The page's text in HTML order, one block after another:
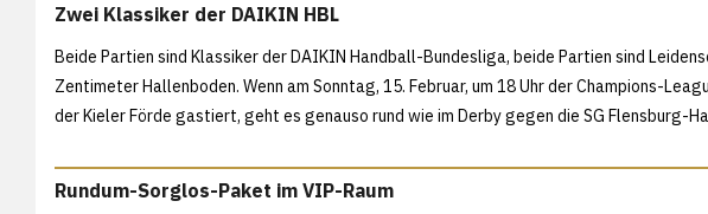
Zwei Klassiker der DAIKIN HBL
Beide Partien sind Klassiker der DAIKIN Handball-Bundesliga, beide Partien sind
Zentimeter Hallenboden. Wenn am Sonntag, 15. Februar, um 18 Uhr der Champions-
der Kieler Förde gastiert, geht es genauso rund wie im Derby gegen die SG Flensburg-
Rundum-Sorglos-Paket im VIP-Raum